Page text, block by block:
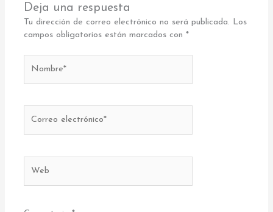
Deja una respuesta
Tu dirección de correo electrónico no será publicada. Los
campos obligatorios están marcados con*
electrónico*